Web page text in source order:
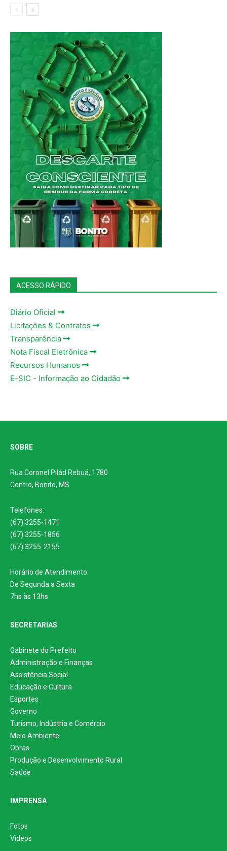
ACESSO RÁPIDO
Diário Oficial
Licitações & Contratos
Transparência
Nota Fiscal Eletrônica
Recursos Humanos
E-SIC - Informação ao Cidadão
SOBRE
Rua Coronel Pilád Rebuá, 1780
Centro, Bonito, MS
Telefones:
(67) 3255-1471
(67) 3255-1856
(67) 3255-2155
Horário de Atendimento:
De Segunda a Sexta
7hs às 13hs
SECRETARIAS
Gabinete do Prefeito
Administração e Finanças
Assistência Social
Educação e Cultura
Esportes
Governo
Turismo, Indústria e Comércio
Meio Ambiente
Obras
Produção e Desenvolvimento Rural
Saúde
IMPRENSA
Fotos
Vídeos